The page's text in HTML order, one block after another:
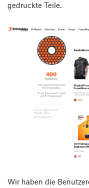
gedruckte Teile.
Wir haben die